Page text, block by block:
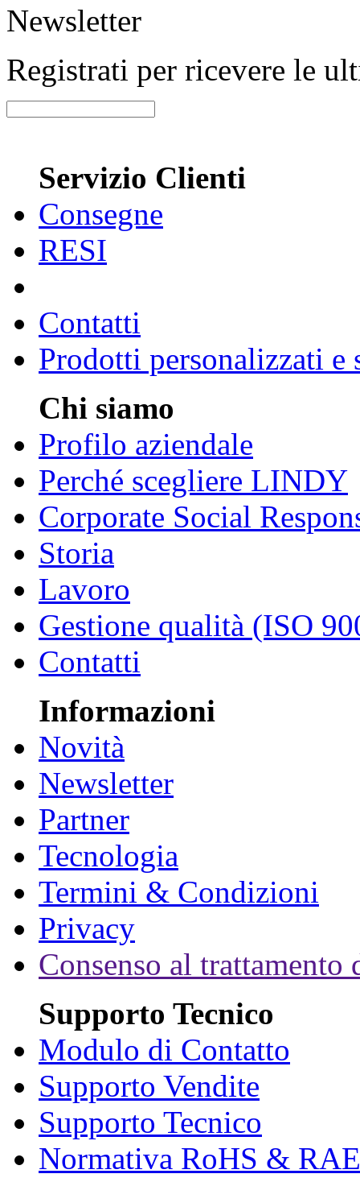
Newsletter
Registrati per ricevere le
Servizio Clienti
Consegne
RESI
Contatti
Prodotti personalizzati e
Chi siamo
Profilo aziendale
Perché scegliere LINDY
Corporate Social
Storia
Lavoro
Gestione qualità (ISO
Contatti
Informazioni
Novità
Newsletter
Partner
Tecnologia
Termini & Condizioni
Privacy
Consenso al trattamento
Supporto Tecnico
Modulo di Contatto
Supporto Vendite
Supporto Tecnico
Normativa RoHS &